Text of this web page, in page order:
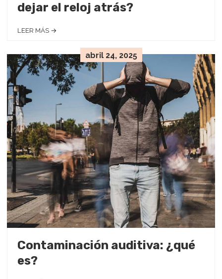
dejar el reloj atrás?
LEER MÁS →
abril 24, 2025
Contaminación auditiva: ¿qué
es?